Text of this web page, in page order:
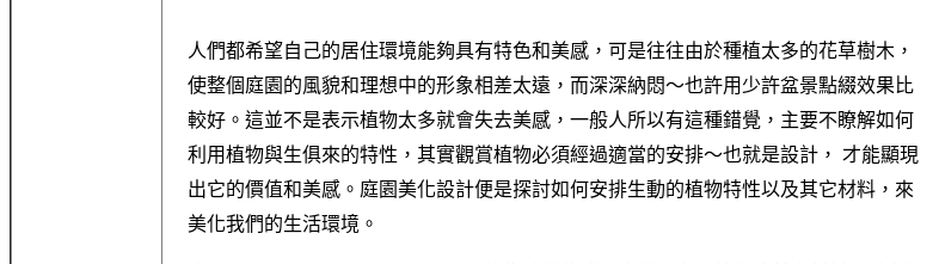
人們都希望自己的居住環境能夠具有特色和美感，可是往往由於種植太多的花草樹木，
使整個庭園的風貌和理想中的形象相差太遠，而深深納悶～也許用少許盆景點綴效果比
較好。這並不是表示植物太多就會失去美感，一般人所以有這種錯覺，主要不瞭解如何
利用植物與生俱來的特性，其實觀賞植物必須經過適當的安排～也就是設計， 才能顯現
出它的價值和美感。庭園美化設計便是探討如何安排生動的植物特性以及其它材料，來
美化我們的生活環境。